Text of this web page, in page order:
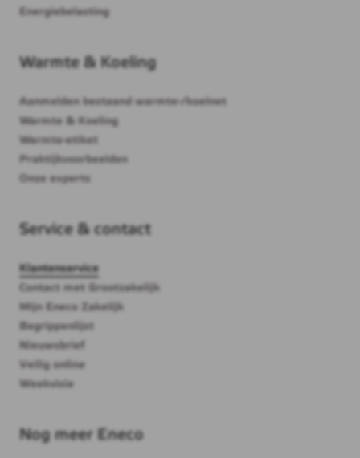
Energiebelasting
Warmte & Koeling
Aanmelden bestaand warmte-/koelnet
Warmte & Koeling
Warmte-etiket
Praktijkvoorbeelden
Onze experts
Service & contact
Klantenservice
Contact met Grootzakelijk
Mijn Eneco Zakelijk
Begrippenlijst
Nieuwsbrief
Veilig online
Weekvisie
Nog meer Eneco